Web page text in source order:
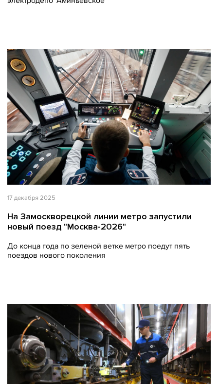
17 декабря 2025
На Замоскворецкой линии метро запустили
новый поезд "Москва-2026"
До конца года по зеленой ветке метро поедут пять
поездов нового поколения